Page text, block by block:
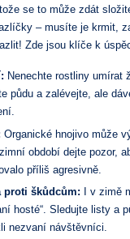
se to může zdát
– musíte je krmit,
Zde jsou klíče k
Nenechte rostliny umírat
půdu a zalévejte, ale
Organické hnojivo může
období dejte pozor,
příliš agresivně.
proti škůdcům: I v zimě
hosté“. Sledujte listy a
nezvaní návštěvníci.